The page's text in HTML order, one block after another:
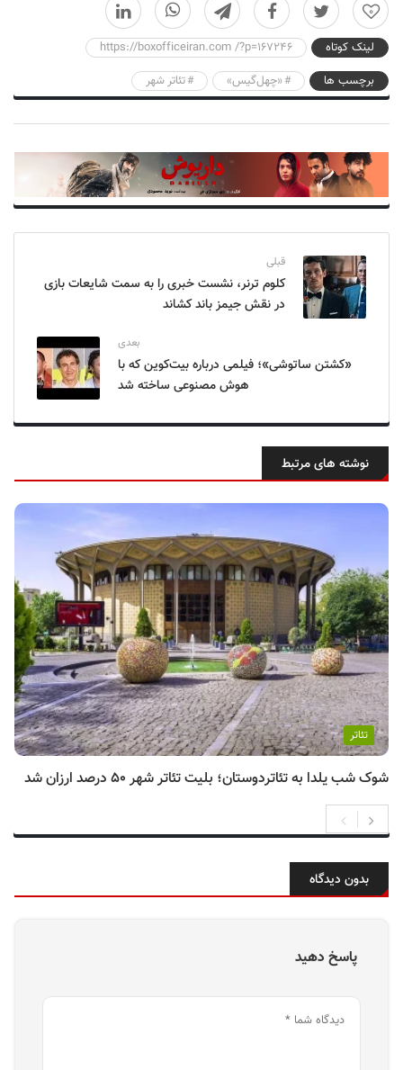
0
لینک کوتاه
https://boxofficeiran.com /?p=167246
برچسب ها
«چهل‌گیس» تئاتر شهر
قبلی
کلوم ترنر، نشست خبری را به سمت شایعات بازی
در نقش جیمز باند کشاند
بعدی
«کشتن ساتوشی»؛ فیلمی درباره بیت‌کوین که با
هوش مصنوعی ساخته شد
نوشته های مرتبط
تئاتر
شوک شب یلدا به تئاتردوستان؛ بلیت تئاتر شهر ۵۰ درصد ارزان شد
بدون دیدگاه
پاسخ دهید